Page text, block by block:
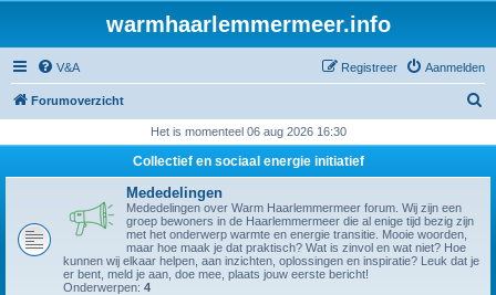
warmhaarlemmermeer.info
V&A Aanmelden
Registreer
Forumoverzicht
k
Het is momenteel 06 aug 2026 16:30
Collectief en sociaal energie initiatief
Mededelingen
Mededelingen over Warm Haarlemmermeer forum. Wij zijn een
groep bewoners in de Haarlemmermeer die al enige tijd bezig zijn
met het onderwerp warmte en energie transitie. Mooie woorden,
maar hoe maak je dat praktisch? Wat is zinvol en wat niet? Hoe
kunnen wij elkaar helpen, aan inzichten, oplossingen en inspiratie? Leuk dat je
er bent, meld je aan, doe mee, plaats jouw eerste bericht!
Onderwerpen: 4